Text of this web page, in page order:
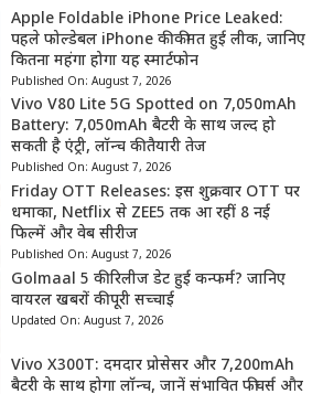
Apple Foldable iPhone Price Leaked:
पहले फोल्डेबल iPhone की कीमत हुई लीक, जानिए
कितना महंगा होगा यह स्मार्टफोन
Published On: August 7, 2026
Vivo V80 Lite 5G Spotted on 7,050mAh
Battery: 7,050mAh बैटरी के साथ जल्द हो
सकती है एंट्री, लॉन्च की तैयारी तेज
Published On: August 7, 2026
Friday OTT Releases: इस शुक्रवार OTT पर
धमाका, Netflix से ZEE5 तक आ रहीं 8 नई
फिल्में और वेब सीरीज
Published On: August 7, 2026
Golmaal 5 की रिलीज डेट हुई कन्फर्म? जानिए
वायरल खबरों की पूरी सच्चाई
Updated On: August 7, 2026
Vivo X300T: दमदार प्रोसेसर और 7,200mAh
बैटरी के साथ होगा लॉन्च, जानें संभावित फीचर्स और